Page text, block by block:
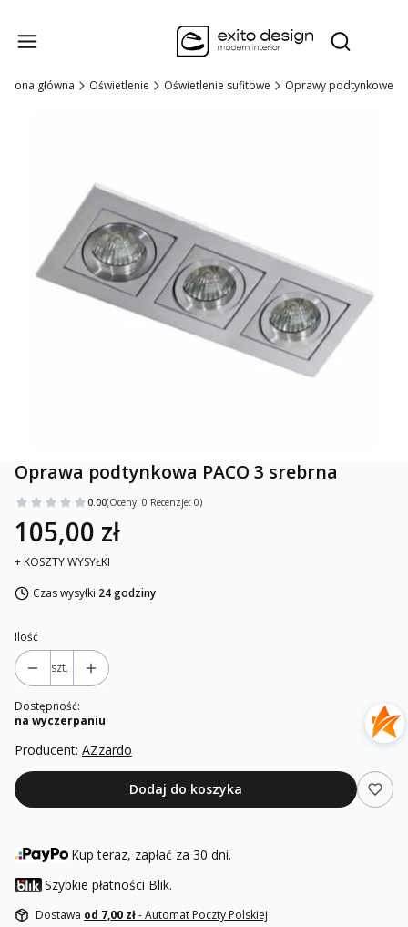
Otwórz
Strona główna Oświetlenie Oświetlenie sufitowe Oprawy podtynkowe
Oprawa podtynkowa PACO 3 srebrna
0.00(Oceny: 0 Recenzje: 0)
105,00 zł
+ KOSZTY WYSYŁKI
Czas wysyłki:24 godziny
Ilość
szt.
Dostępność:
na wyczerpaniu
Producent: AZzardo
Dodaj do koszyka
Kup teraz, zapłać za 30 dni.
Szybkie płatności Blik.
Dostawa od 7,00 zł- Automat Poczty Polskiej